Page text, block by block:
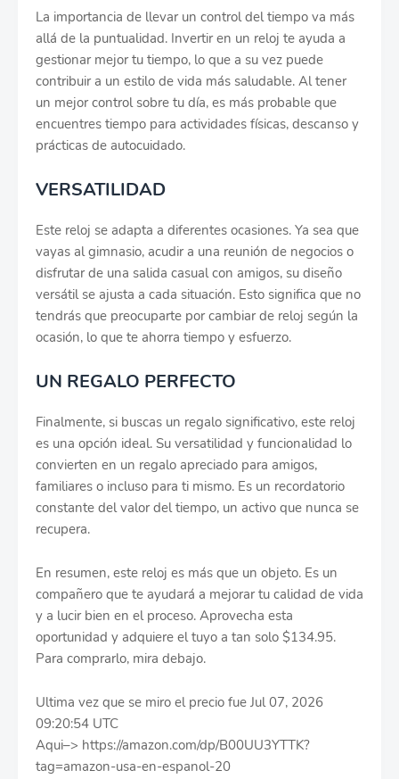
La importancia de llevar un control del tiempo va más
allá de la puntualidad. Invertir en un reloj te ayuda a
gestionar mejor tu tiempo, lo que a su vez puede
contribuir a un estilo de vida más saludable. Al tener
un mejor control sobre tu día, es más probable que
encuentres tiempo para actividades físicas, descanso y
prácticas de autocuidado.
VERSATILIDAD
Este reloj se adapta a diferentes ocasiones. Ya sea que
vayas al gimnasio, acudir a una reunión de negocios o
disfrutar de una salida casual con amigos, su diseño
versátil se ajusta a cada situación. Esto significa que no
tendrás que preocuparte por cambiar de reloj según la
ocasión, lo que te ahorra tiempo y esfuerzo.
UN REGALO PERFECTO
Finalmente, si buscas un regalo significativo, este reloj
es una opción ideal. Su versatilidad y funcionalidad lo
convierten en un regalo apreciado para amigos,
familiares o incluso para ti mismo. Es un recordatorio
constante del valor del tiempo, un activo que nunca se
recupera.
En resumen, este reloj es más que un objeto. Es un
compañero que te ayudará a mejorar tu calidad de vida
y a lucir bien en el proceso. Aprovecha esta
oportunidad y adquiere el tuyo a tan solo $134.95.
Para comprarlo, mira debajo.
Ultima vez que se miro el precio fue Jul 07, 2026
09:20:54 UTC
Aqui–> https://amazon.com/dp/B00UU3YTTK?
tag=amazon-usa-en-espanol-20